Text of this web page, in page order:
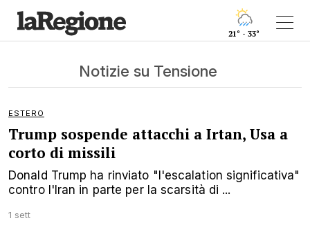
21° - 33°
Notizie su Tensione
ESTERO
Trump sospende attacchi a Irtan, Usa a
corto di missili
Donald Trump ha rinviato "l'escalation significativa"
contro l'Iran in parte per la scarsità di ...
1 sett